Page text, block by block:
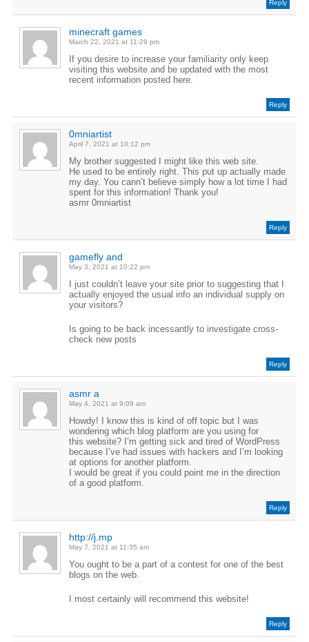
Reply
minecraft games
March 22, 2021 at 11:29 pm
If you desire to increase your familiarity only keep
visiting this website and be updated with the most
recent information posted here.
Reply
0mniartist
April 7, 2021 at 10:12 pm
My brother suggested I might like this web site.
He used to be entirely right. This put up actually made
my day. You cann’t believe simply how a lot time I had
spent for this information! Thank you!
asmr 0mniartist
Reply
gamefly and
May 3, 2021 at 10:22 pm
I just couldn’t leave your site prior to suggesting that I
actually enjoyed the usual info an individual supply on
your visitors?
Is going to be back incessantly to investigate cross-
check new posts
Reply
asmr a
May 4, 2021 at 9:09 am
Howdy! I know this is kind of off topic but I was
wondering which blog platform are you using for
this website? I’m getting sick and tired of WordPress
because I’ve had issues with hackers and I’m looking
at options for another platform.
I would be great if you could point me in the direction
of a good platform.
Reply
http://j.mp
May 7, 2021 at 11:35 am
You ought to be a part of a contest for one of the best
blogs on the web.
I most certainly will recommend this website!
Reply